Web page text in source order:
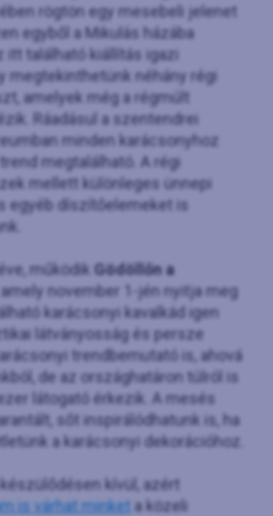
rögtön egy mesebeli jelenet
egyből a Mikulás házába
itt található kiállítás igazi
megtekinthetünk néhány régi
amelyek még a régmúlt
Ráadásul a szentendrei
minden karácsonyhoz
megtalálható. A régi
mellett különleges ünnepi
egyéb díszítőelemeket is
működik Gödöllőn a
, amely november 1-jén nyitja meg
karácsonyi kavalkád igen
látványosság és persze
trendbemutató is, ahová
de az országhatáron túlról is
látogató érkezik. A mesés
sőt inspirálódhatunk is, ha
a karácsonyi dekorációhoz.
kívül, azért
is várhat minket a közeli